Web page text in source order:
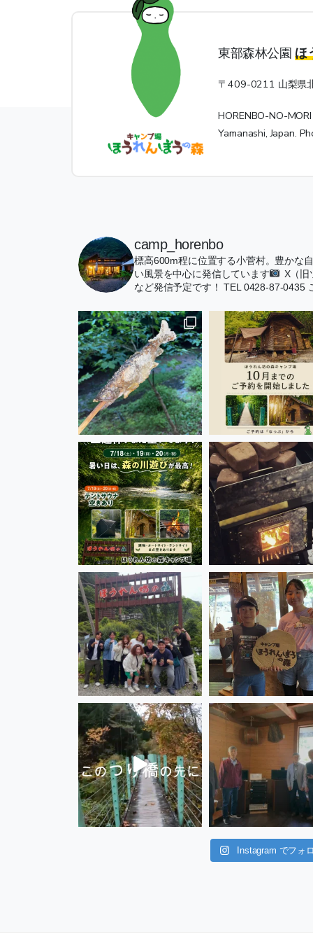
東部森林公園ほ
〒409-0211 山梨
HORENBO-NO-
Yamanashi, Japan.
camp_horenbo
標高600m程に位置する小菅村。豊かな
い風景を中心に発信しています
X（
など発信予定です！ TEL 0428-87-0435
Instagram でフォ